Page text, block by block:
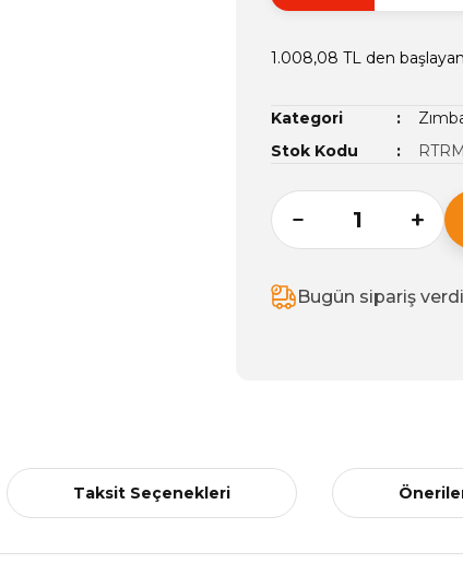
1.008,08 TL den
Kategori
Stok Kodu
Bugün sipariş
Taksit Seçenekleri